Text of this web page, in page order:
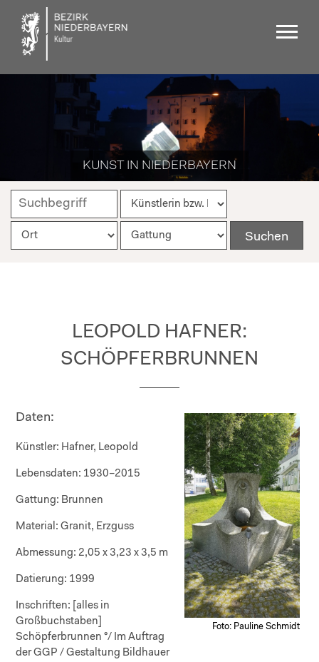
KUNST IN NIEDERBAYERN
LEOPOLD HAFNER:
SCHÖPFERBRUNNEN
Foto: Pauline Schmidt
Daten:
Künstler: Hafner, Leopold
Lebensdaten: 1930–2015
Gattung: Brunnen
Material: Granit, Erzguss
Abmessung: 2,05 x 3,23 x 3,5 m
Datierung: 1999
Inschriften: [alles in
Großbuchstaben]
Schöpferbrunnen °/ Im Auftrag
der GGP / Gestaltung Bildhauer